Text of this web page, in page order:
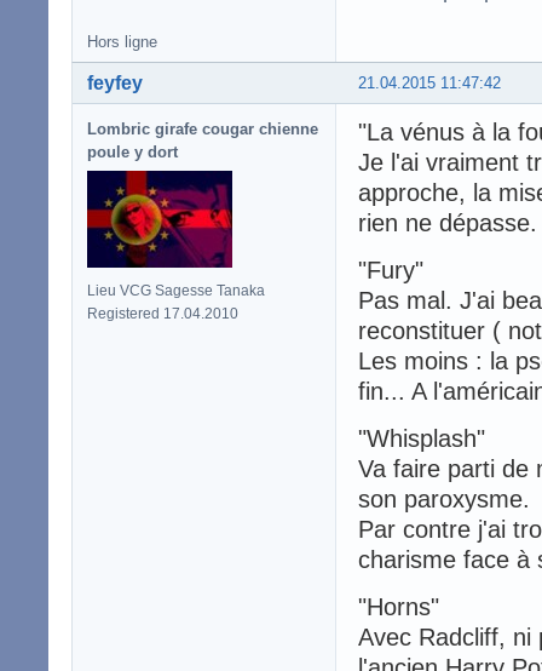
Hors ligne
21.04.2015 11:47:42
feyfey
Lombric girafe cougar chienne
poule y dort
Lieu VCG Sagesse Tanaka
Registered 17.04.2010
"La vénus à la
Je l'ai vraiment
approche, la
rien ne
"Fury"
Pas mal. J'ai
reconstituer (
Les moins : la
fin... A
"Whisplash"
Va faire parti de
son paroxysme.
Par contre j'ai
charisme face à
"Horns"
Avec Radcliff, ni